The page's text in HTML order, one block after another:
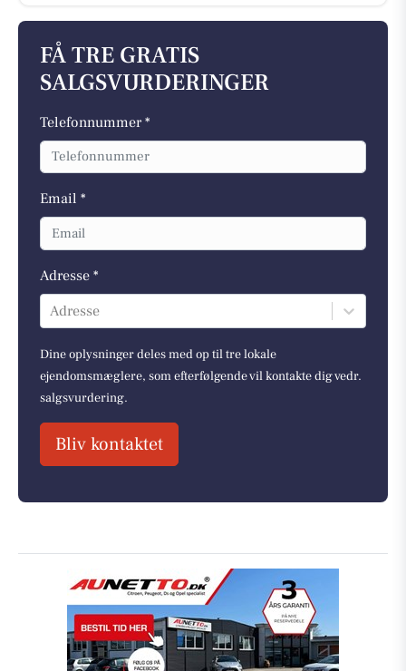
FÅ TRE GRATIS
SALGSVURDERINGER
Telefonnummer *
Email *
Adresse *
Adresse
Dine oplysninger deles med op til tre lokale
ejendomsmæglere, som efterfølgende vil kontakte dig vedr.
salgsvurdering.
Bliv kontaktet